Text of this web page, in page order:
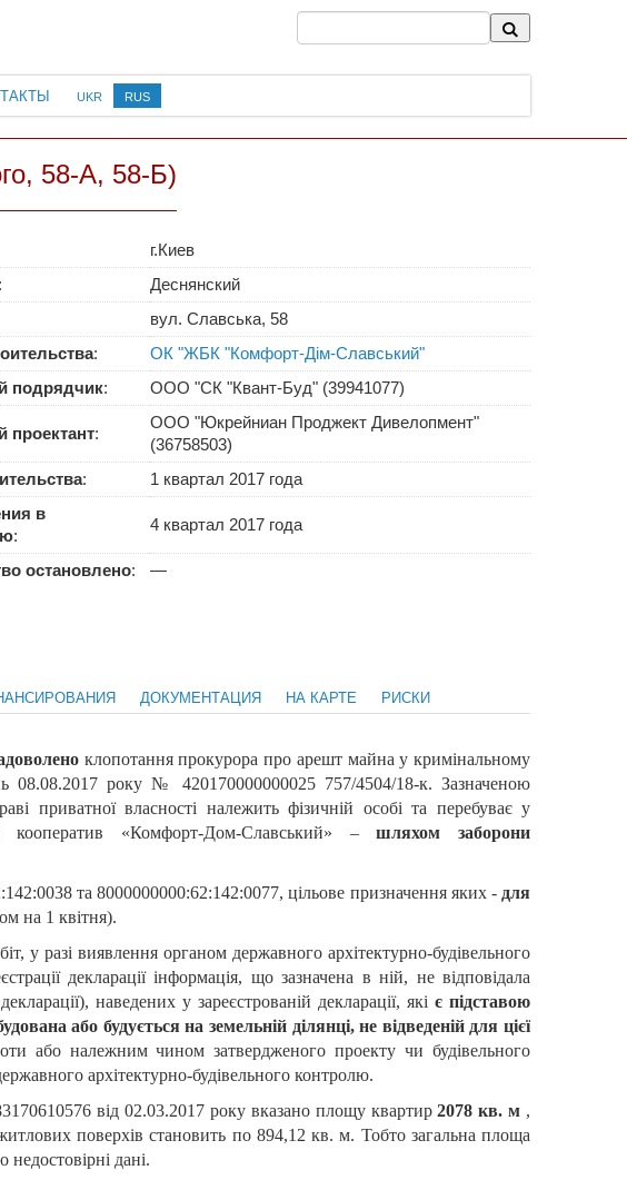
UKR RUS
58-А, 58-Б)
г.Киев
:
Деснянский
вул. Славська, 58
:
ОК "ЖБК "Комфорт-Дім-Славський"
подрядчик: ООО "СК "Квант-Буд" (39941077)
проектант:
ООО "Юкрейниан Проджект Дивелопмент"
(36758503)
:
1 квартал 2017 года
в
:
4 квартал 2017 года
остановлено: —
ДОКУМЕНТАЦИЯ НА КАРТЕ РИСКИ
клопотання прокурора про арешт майна у кримінальному
08.08.2017 року № 420170000000025 757/4504/18-к. Зазначеною
приватної власності належить фізичній особі та перебуває у
кооператив «Комфорт-Дом-Славський» –шляхом заборони
та 8000000000:62:142:0077, цільове призначення яких - для
на 1 квітня).
у разі виявлення органом державного архітектурно-будівельного
декларації інформація, що зазначена в ній, не відповідала
наведених у зареєстрованій декларації, якіє підставою
або будується на земельній ділянці, не відведеній для цієї
або належним чином затвердженого проекту чи будівельного
архітектурно-будівельного контролю.
від 02.03.2017 року вказано площу квартир2078 кв. м ,
поверхів становить по 894,12 кв. м. Тобто загальна площа
дані.